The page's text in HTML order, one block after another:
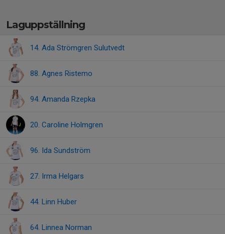
Laguppställning
14. Ada Strömgren Sulutvedt
88. Agnes Ristemo
94. Amanda Rzepka
20. Caroline Holmgren
96. Ida Sundström
27. Irma Helgars
44. Linn Huber
64. Linnea Norman